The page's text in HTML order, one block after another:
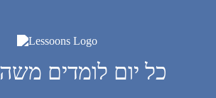
כל יום לומדים